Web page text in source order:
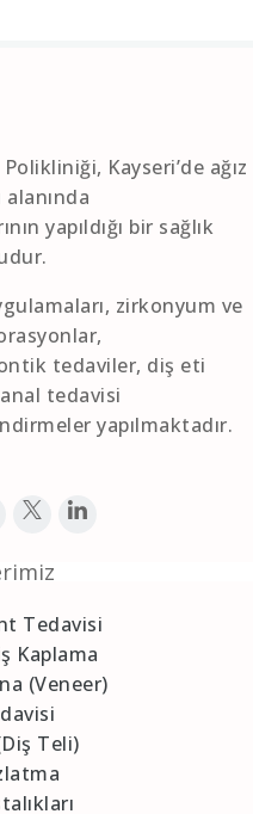
Kayseri’de ağız
alanında
yapıldığı bir sağlık
zirkonyum ve
tedaviler, diş eti
tedavisi
yapılmaktadır.
Tedavisi
Kaplama
(Veneer)
Teli)